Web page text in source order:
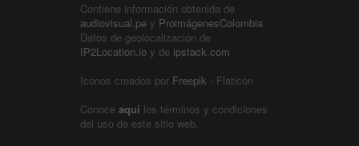
Contiene información obtenida de
audiovisual.pe y ProimágenesColombia.
Datos de geolocalización de
IP2Location.io y de ipstack.com
Iconos creados por Freepik - Flaticon
Conoce aquí los términos y condiciones
del uso de este sitio web.